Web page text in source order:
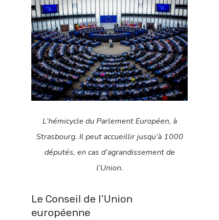
L’hémicycle du Parlement Européen, à
Strasbourg. Il peut accueillir jusqu’à 1000
députés, en cas d’agrandissement de
l’Union.
Le Conseil de l’Union
européenne
Vidéos
Grand débat
jeunes